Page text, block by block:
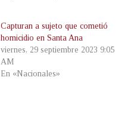
Capturan a sujeto que cometió
homicidio en Santa Ana
viernes, 29 septiembre 2023 9:05
AM
En «Nacionales»